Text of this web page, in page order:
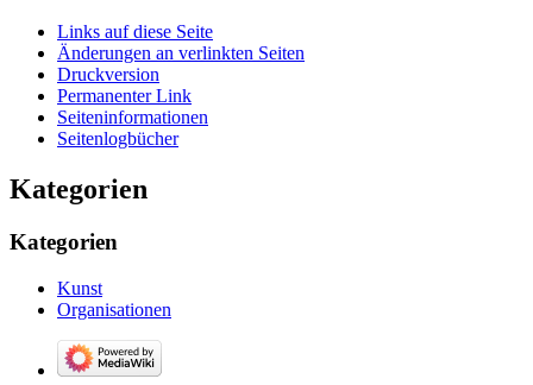
Links auf diese Seite
Änderungen an verlinkten Seiten
Druckversion
Permanenter Link
Seiten­­informationen
Seitenlogbücher
Kategorien
Kategorien
Kunst
Organisationen